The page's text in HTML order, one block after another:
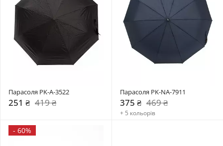
Парасоля PK-A-3522
251 ₴ 419 ₴
Парасоля PK-NA-7911
375 ₴ 469 ₴
+ 5 кольорів
- 60%